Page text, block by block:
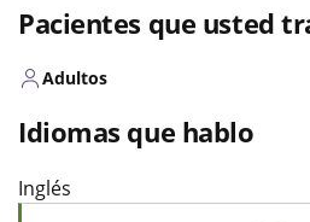
Pacientes que usted
Adultos
Idiomas que hablo
Inglés